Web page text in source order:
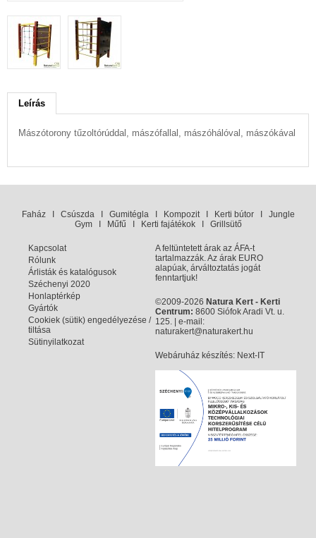
Leírás
Mászótorony tűzoltórúddal, mászófallal, mászóhálóval, mászókával
FaházI CsúszdaI GumitéglaI KompozitI Kerti bútorI Jungle
GymI Műfű Kerti fajátékokI Grillsütő
Kapcsolat
Rólunk
Árlisták és katalógusok
Széchenyi 2020
Honlaptérkép
Gyártók
Cookiek (sütik) engedélyezése /
tiltása
Sütinyilatkozat
A feltüntetett árak az ÁFA-t
tartalmazzák. Az árak EURO
alapúak, árváltoztatás jogát
fenntartjuk!
©2009-2026 Natura Kert - Kerti
Centrum: 8600 Siófok Aradi Vt. u.
125. | e-mail:
naturakert@naturakert.hu
Webáruház készítés: Next-IT